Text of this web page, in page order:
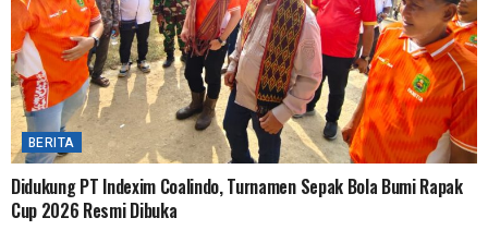
BERITA
Didukung PT Indexim Coalindo, Turnamen Sepak Bola Bumi Rapak
Cup 2026 Resmi Dibuka